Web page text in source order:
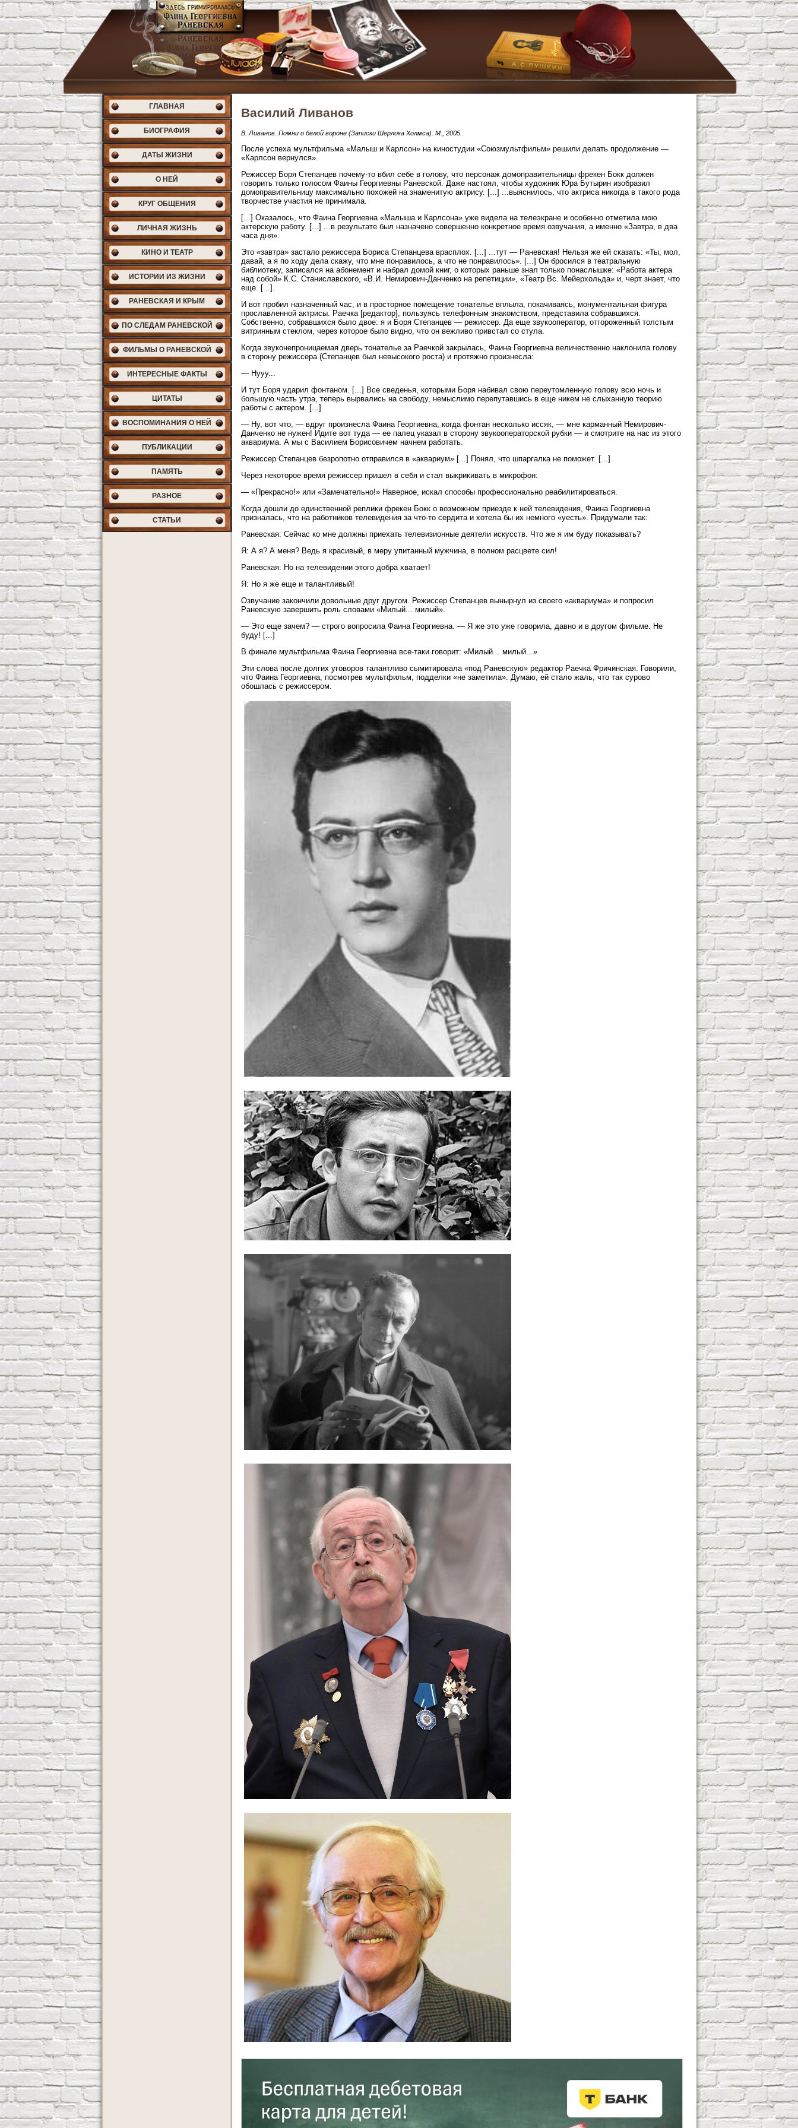
ГЛАВНАЯ
БИОГРАФИЯ
ДАТЫ ЖИЗНИ
О НЕЙ
КРУГ ОБЩЕНИЯ
ЛИЧНАЯ ЖИЗНЬ
КИНО И ТЕАТР
ИСТОРИИ ИЗ ЖИЗНИ
РАНЕВСКАЯ И КРЫМ
ПО СЛЕДАМ РАНЕВСКОЙ
ФИЛЬМЫ О РАНЕВСКОЙ
ИНТЕРЕСНЫЕ ФАКТЫ
ЦИТАТЫ
ВОСПОМИНАНИЯ О НЕЙ
ПУБЛИКАЦИИ
ПАМЯТЬ
РАЗНОЕ
СТАТЬИ
Василий Ливанов
В. Ливанов. Помни о белой вороне (Записки Шерлока Холмса). М., 2005.
После успеха мультфильма «Малыш и Карлсон» на киностудии «Союзмультфильм» решили делать продолжение —
«Карлсон вернулся».
Режиссер Боря Степанцев почему-то вбил себе в голову, что персонаж домоправительницы фрекен Бокк должен
говорить только голосом Фаины Георгиевны Раневской. Даже настоял, чтобы художник Юра Бутырин изобразил
домоправительницу максимально похожей на знаменитую актрису. [...] ...выяснилось, что актриса никогда в такого рода
творчестве участия не принимала.
[...] Оказалось, что Фаина Георгиевна «Малыша и Карлсона» уже видела на телеэкране и особенно отметила мою
актерскую работу. [...] ...в результате был назначено совершенно конкретное время озвучания, а именно «Завтра, в два
часа дня».
Это «завтра» застало режиссера Бориса Степанцева врасплох. [...] ...тут — Раневская! Нельзя же ей сказать: «Ты, мол,
давай, а я по ходу дела скажу, что мне понравилось, а что не понравилось». [...] Он бросился в театральную
библиотеку, записался на абонемент и набрал домой книг, о которых раньше знал только понаслышке: «Работа актера
над собой» К.С. Станиславского, «В.И. Немирович-Данченко на репетиции», «Театр Вс. Мейерхольда» и, черт знает, что
еще. [...].
И вот пробил назначенный час, и в просторное помещение тонателье вплыла, покачиваясь, монументальная фигура
прославленной актрисы. Раечка [редактор], пользуясь телефонным знакомством, представила собравшихся.
Собственно, собравшихся было двое: я и Боря Степанцев — режиссер. Да еще звукооператор, отгороженный толстым
витринным стеклом, через которое было видно, что он вежливо привстал со стула.
Когда звуконепроницаемая дверь тонателье за Раечкой закрылась, Фаина Георгиевна величественно наклонила голову
в сторону режиссера (Степанцев был невысокого роста) и протяжно произнесла:
— Нууу...
И тут Боря ударил фонтаном. [...] Все сведенья, которыми Боря набивал свою переутомленную голову всю ночь и
большую часть утра, теперь вырвались на свободу, немыслимо перепутавшись в еще никем не слыханную теорию
работы с актером. [...]
— Ну, вот что, — вдруг произнесла Фаина Георгиевна, когда фонтан несколько иссяк, — мне карманный Немирович-
Данченко не нужен! Идите вот туда — ее палец указал в сторону звукооператорской рубки — и смотрите на нас из этого
аквариума. А мы с Василием Борисовичем начнем работать.
Режиссер Степанцев безропотно отправился в «аквариум» [...] Понял, что шпаргалка не поможет. [...]
Через некоторое время режиссер пришел в себя и стал выкрикивать в микрофон:
— «Прекрасно!» или «Замечательно!» Наверное, искал способы профессионально реабилитироваться.
Когда дошли до единственной реплики фрекен Бокк о возможном приезде к ней телевидения, Фаина Георгиевна
призналась, что на работников телевидения за что-то сердита и хотела бы их немного «уесть». Придумали так:
Раневская: Сейчас ко мне должны приехать телевизионные деятели искусств. Что же я им буду показывать?
Я: А я? А меня? Ведь я красивый, в меру упитанный мужчина, в полном расцвете сил!
Раневская: Но на телевидении этого добра хватает!
Я: Но я же еще и талантливый!
Озвучание закончили довольные друг другом. Режиссер Степанцев вынырнул из своего «аквариума» и попросил
Раневскую завершить роль словами «Милый... милый».
— Это еще зачем? — строго вопросила Фаина Георгиевна. — Я же это уже говорила, давно и в другом фильме. Не
буду! [...]
В финале мультфильма Фаина Георгиевна все-таки говорит: «Милый... милый...»
Эти слова после долгих уговоров талантливо сымитировала «под Раневскую» редактор Раечка Фричинская. Говорили,
что Фаина Георгиевна, посмотрев мультфильм, подделки «не заметила». Думаю, ей стало жаль, что так сурово
обошлась с режиссером.